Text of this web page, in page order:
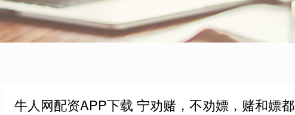
牛人网配资APP下载 宁劝赌，不劝嫖，赌和嫖